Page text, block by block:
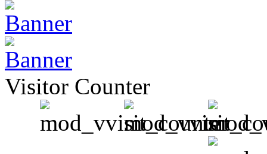
Visitor Counter